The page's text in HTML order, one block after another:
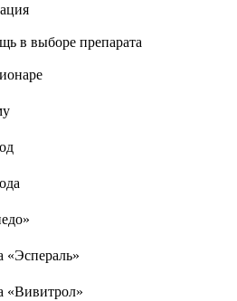
в выборе препарата
«Эспераль»
«Вивитрол»